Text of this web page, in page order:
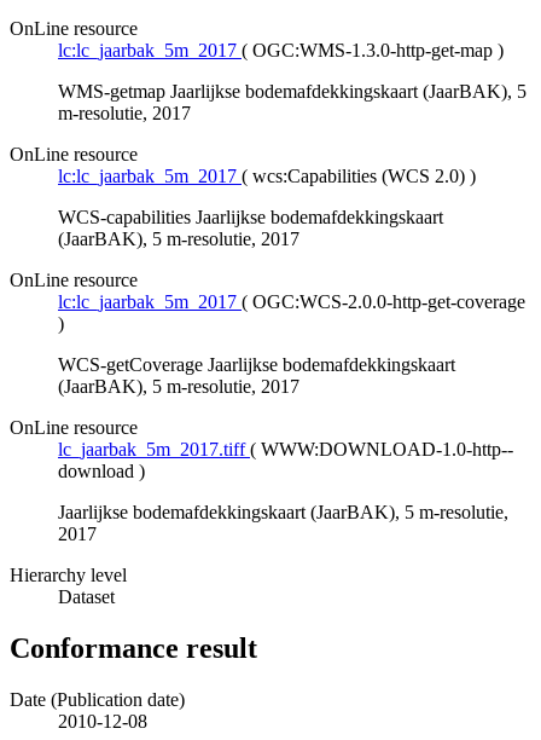
OnLine resource
lc:lc_jaarbak_5m_2017 ( OGC:WMS-1.3.0-http-get-map )
WMS-getmap Jaarlijkse bodemafdekkingskaart (JaarBAK), 5
m-resolutie, 2017
OnLine resource
lc:lc_jaarbak_5m_2017 ( wcs:Capabilities (WCS 2.0) )
WCS-capabilities Jaarlijkse bodemafdekkingskaart
(JaarBAK), 5 m-resolutie, 2017
OnLine resource
lc:lc_jaarbak_5m_2017 ( OGC:WCS-2.0.0-http-get-coverage
)
WCS-getCoverage Jaarlijkse bodemafdekkingskaart
(JaarBAK), 5 m-resolutie, 2017
OnLine resource
lc_jaarbak_5m_2017.tiff( WWW:DOWNLOAD-1.0-http--
download )
Jaarlijkse bodemafdekkingskaart (JaarBAK), 5 m-resolutie,
2017
Hierarchy level
Dataset
Conformance result
Date (Publication date)
2010-12-08